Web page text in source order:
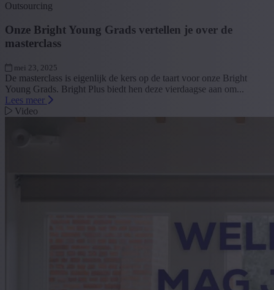
Outsourcing
Onze Bright Young Grads vertellen je over de
masterclass
mei 23, 2025
De masterclass is eigenlijk de kers op de taart voor onze Bright
Young Grads. Bright Plus biedt hen deze vierdaagse aan om...
Lees meer
Video